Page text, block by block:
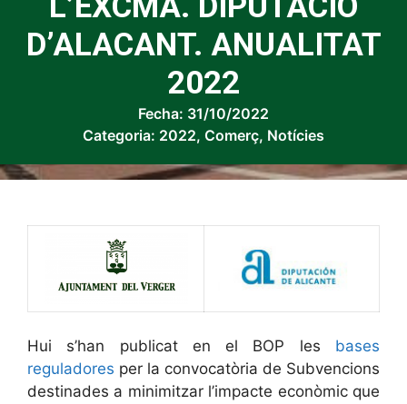
D’ALACANT. ANUALITAT
2022
Fecha: 31/10/2022
Categoria: 2022, Comerç, Notícies
Hui s’han publicat en el BOP les bases
reguladores per la convocatòria de Subvencions
destinades a minimitzar l’impacte econòmic que